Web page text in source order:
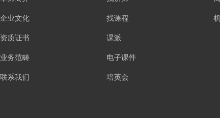
企业文化
资质证书
业务范畴
联系我们
找课程
课派
电子课件
培英会